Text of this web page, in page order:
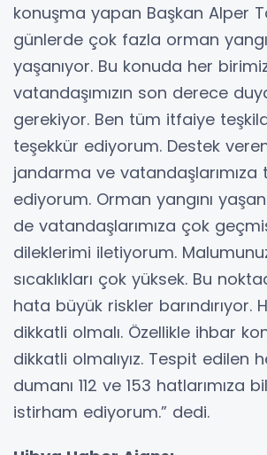
konuşma yapan Başkan Alper
günlerde çok fazla orman
yaşanıyor. Bu konuda her
vatandaşımızın son derece
gerekiyor. Ben tüm itfaiye
teşekkür ediyorum. Destek
jandarma ve vatandaşlarımıza
ediyorum. Orman yangını
de vatandaşlarımıza çok
dileklerimi iletiyorum.
sıcaklıkları çok yüksek. Bu
hata büyük riskler barındırıyor.
dikkatli olmalı. Özellikle ihbar
dikkatli olmalıyız. Tespit edilen
dumanı 112 ve 153 hatlarımıza
istirham ediyorum.” dedi.